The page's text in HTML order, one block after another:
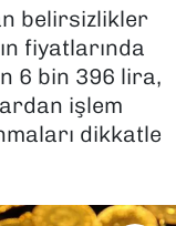
belirsizlikler
fiyatlarında
6 bin 396 lira,
işlem
dikkatle